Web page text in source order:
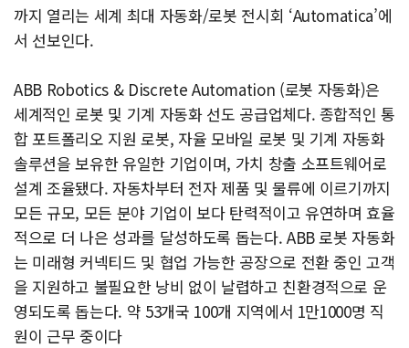
까지 열리는 세계 최대 자동화/로봇 전시회 ‘Automatica’에
서 선보인다.
ABB Robotics & Discrete Automation (로봇 자동화)은
세계적인 로봇 및 기계 자동화 선도 공급업체다. 종합적인 통
합 포트폴리오 지원 로봇, 자율 모바일 로봇 및 기계 자동화
솔루션을 보유한 유일한 기업이며, 가치 창출 소프트웨어로
설계 조율됐다. 자동차부터 전자 제품 및 물류에 이르기까지
모든 규모, 모든 분야 기업이 보다 탄력적이고 유연하며 효율
적으로 더 나은 성과를 달성하도록 돕는다. ABB 로봇 자동화
는 미래형 커넥티드 및 협업 가능한 공장으로 전환 중인 고객
을 지원하고 불필요한 낭비 없이 날렵하고 친환경적으로 운
영되도록 돕는다. 약 53개국 100개 지역에서 1만1000명 직
원이 근무 중이다